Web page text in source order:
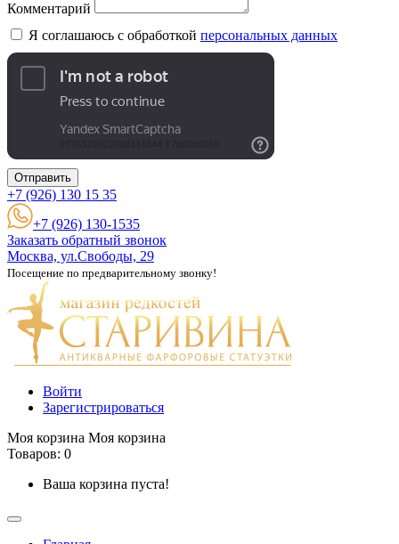
Комментарий
Я соглашаюсь с обработкой персональных данных
Отправить
+7 (926) 130 15 35
+7 (926) 130-1535
Заказать обратный звонок
Москва, ул.Свободы, 29
Посещение по предварительному звонку!
Войти
Зарегистрироваться
Моя корзина Моя корзина
Товаров: 0
Ваша корзина пуста!